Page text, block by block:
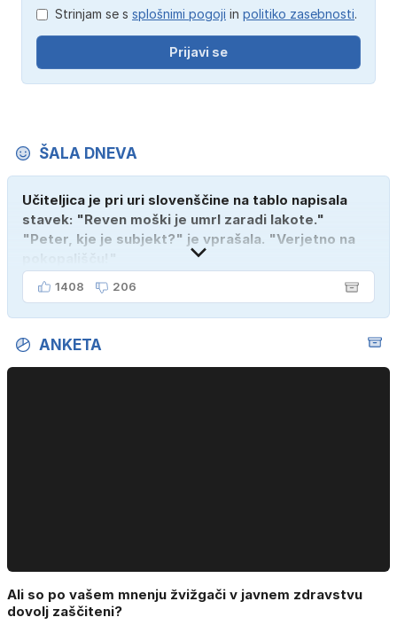
Strinjam se s splošnimi pogoji in politiko zasebnosti.
Prijavi se
ŠALA DNEVA
Učiteljica je pri uri slovenščine na tablo napisala
stavek: "Reven moški je umrl zaradi lakote."
"Peter, kje je subjekt?" je vprašala. "Verjetno na
1408 206
ANKETA
Ali so po vašem mnenju žvižgači v javnem zdravstvu
dovolj zaščiteni?